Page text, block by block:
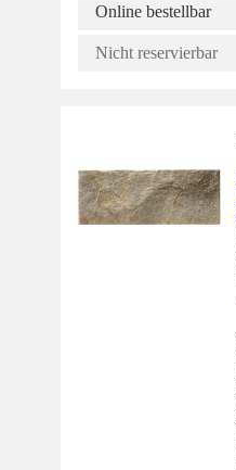
Online bestellbar
Nicht reservierbar